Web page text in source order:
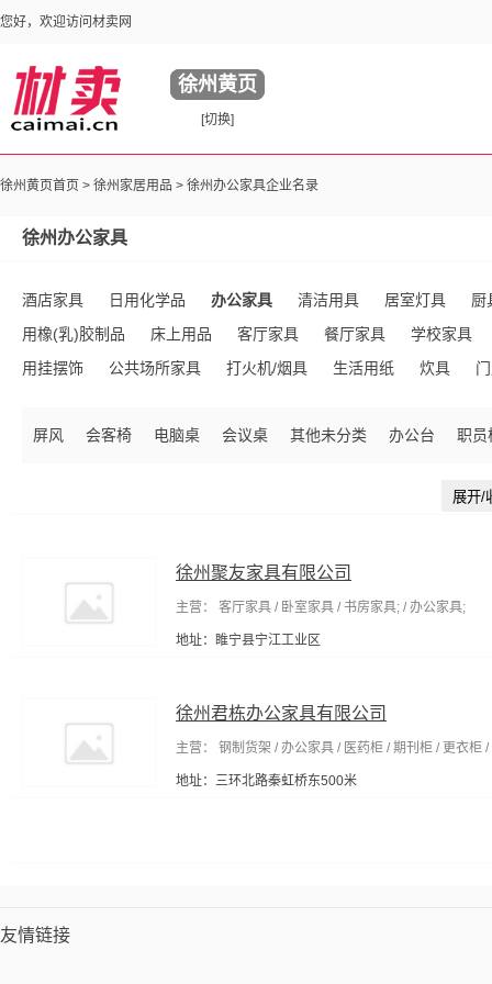
您好，欢迎访问材卖网
徐州黄页
[切换]
徐州黄页首页 > 徐州家居用品 > 徐州办公家具企业名录
徐州办公家具
酒店家具 日用化学品 办公家具 清洁用具 居室灯具
厨
用橡(乳)胶制品
床上用品 客厅家具 餐厅家具
学校家具
用挂摆饰
公共场所家具 打火机/烟具 生活用纸 炊具
玻璃制品
其他未分类
屏风 会客椅 电脑桌 会议桌 其他未分类 办公台 职员
展开/
徐州聚友家具有限公司
主营： 客厅家具 / 卧室家具 / 书房家具; / 办公家具;
地址：睢宁县宁江工业区
徐州君栋办公家具有限公司
主营： 钢制货架 / 办公家具 / 医药柜 / 期刊柜 / 更衣柜
地址：三环北路秦虹桥东500米
友情链接